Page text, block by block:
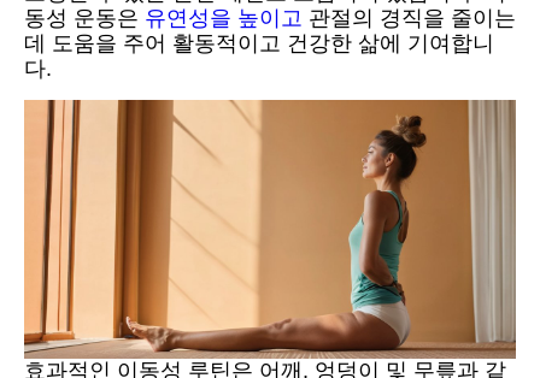
동성 운동은 유연성을 높이고 관절의 경직을 줄이는
데 도움을 주어 활동적이고 건강한 삶에 기여합니
다.
효과적인 이동성 루틴은 어깨, 엉덩이 및 무릎과 같